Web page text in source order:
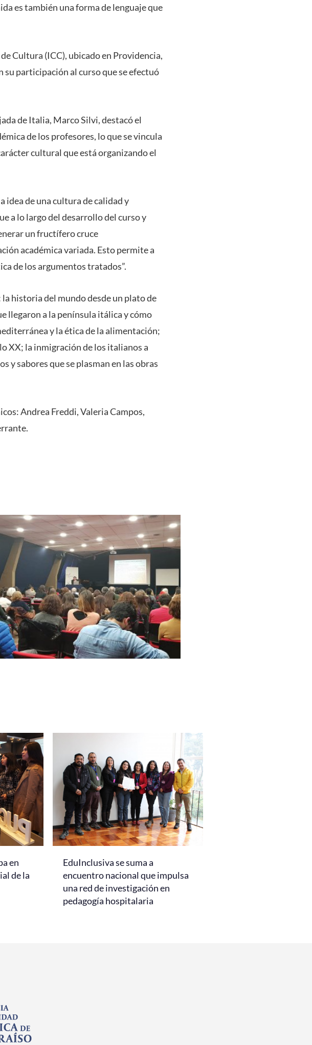
es también una forma de lenguaje que
Cultura (ICC), ubicado en Providencia,
participación al curso que se efectuó
de Italia, Marco Silvi, destacó el
de los profesores, lo que se vincula
cultural que está organizando el
idea de una cultura de calidad y
a lo largo del desarrollo del curso y
un fructífero cruce
académica variada. Esto permite a
de los argumentos tratados”.
historia del mundo desde un plato de
llegaron a la península itálica y cómo
y la ética de la alimentación;
XX; la inmigración de los italianos a
y sabores que se plasman en las obras
Andrea Freddi, Valeria Campos,
en
de la
EduInclusiva se suma a
encuentro nacional que impulsa
una red de investigación en
pedagogía hospitalaria